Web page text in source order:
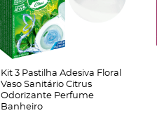
Kit 3 Pastilha Adesiva Floral
Vaso Sanitário Citrus
Odorizante Perfume
Banheiro